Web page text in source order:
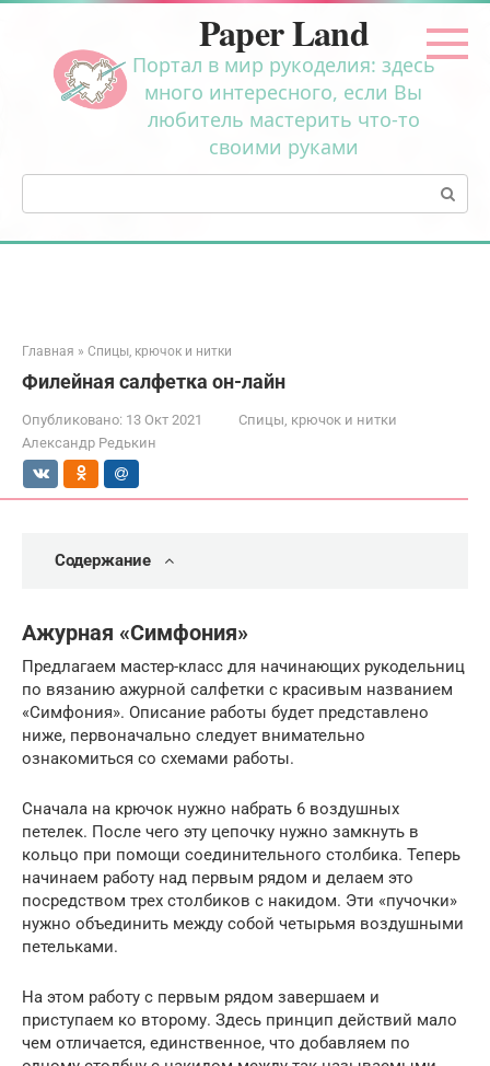
Перейти
контенту
Paper Land
Портал в мир рукоделия: здесь
много интересного, если Вы
любитель мастерить что-то
своими руками
Поиск:
Главная » Спицы, крючок и нитки
Филейная салфетка он-лайн
Опубликовано: 13 Окт 2021
Спицы, крючок и нитки
Александр Редькин
Содержание
Ажурная «Симфония»
Предлагаем мастер-класс для начинающих рукодельниц
по вязанию ажурной салфетки с красивым названием
«Симфония». Описание работы будет представлено
ниже, первоначально следует внимательно
ознакомиться со схемами работы.
Сначала на крючок нужно набрать 6 воздушных
петелек. После чего эту цепочку нужно замкнуть в
кольцо при помощи соединительного столбика. Теперь
начинаем работу над первым рядом и делаем это
посредством трех столбиков с накидом. Эти «пучочки»
нужно объединить между собой четырьмя воздушными
петельками.
На этом работу с первым рядом завершаем и
приступаем ко второму. Здесь принцип действий мало
чем отличается, единственное, что добавляем по